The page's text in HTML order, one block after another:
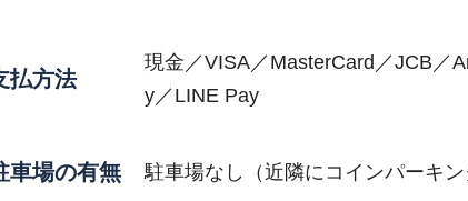
払方法
現金／VISA／MasterCard／JCB／
y／LINE Pay
車場の有無 駐車場なし（近隣にコインパーキン